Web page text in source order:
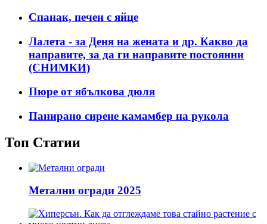
Спанак, печен с яйце
Лалета - за Деня на жената и др. Какво да
направите, за да ги направите постоянни
(СНИМКИ)
Пюре от ябълкова дюля
Панирано сирене камамбер на рукола
Топ Статии
Метални огради 2025